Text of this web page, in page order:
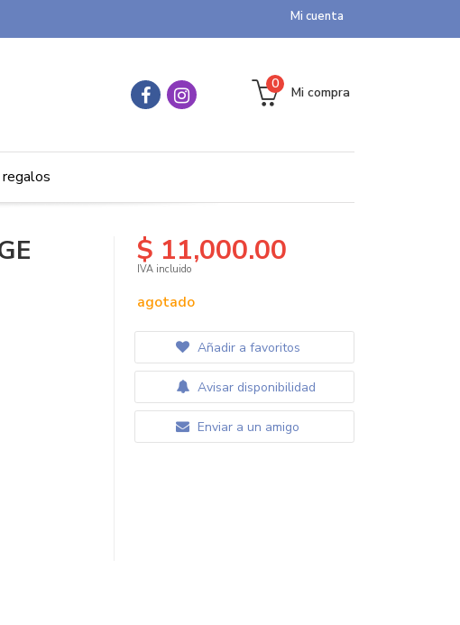
Mi cuenta
Mi compra
0
$ 11,000.00
IVA incluido
agotado
Añadir a favoritos
Avisar disponibilidad
Enviar a un amigo